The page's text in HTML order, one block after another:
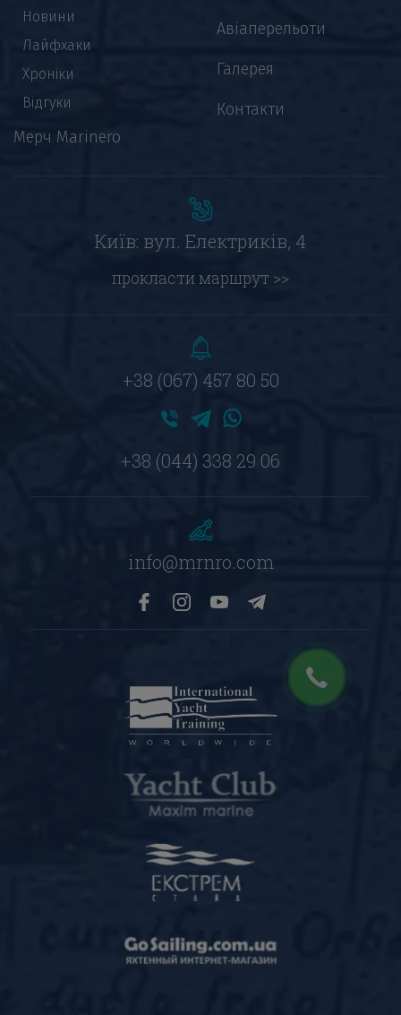
Новини
Лайфхаки
Хроніки
Відгуки
Мерч Marinero
Авіаперельоти
Галерея
Контакти
Київ: вул. Електриків, 4
прокласти маршрут >>
+38 (067) 457 80 50
+38 (044) 338 29 06
info@mrnro.com